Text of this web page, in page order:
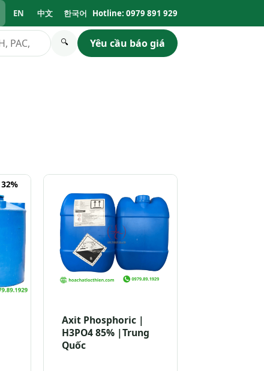
EN 中文 한국어 Hotline: 0979 891 929
🔍 Yêu cầu báo giá
Axit Phosphoric |
H3PO4 85% |Trung
Quốc